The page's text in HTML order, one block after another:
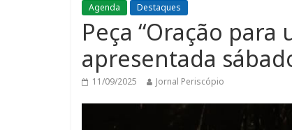
Agenda Destaques
Peça “Oração para
apresentada
11/09/2025 Jornal Periscópio